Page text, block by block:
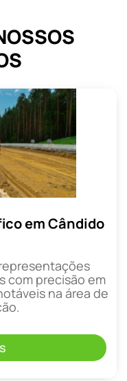
em Cândido
com precisão em
na área de